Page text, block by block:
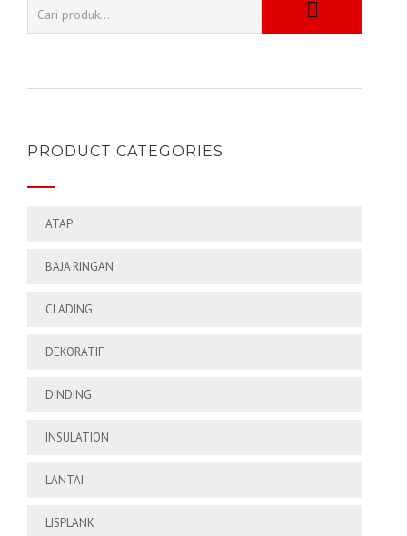
PRODUCT CATEGORIES
ATAP
BAJA RINGAN
CLADING
DEKORATIF
DINDING
INSULATION
LANTAI
LISPLANK